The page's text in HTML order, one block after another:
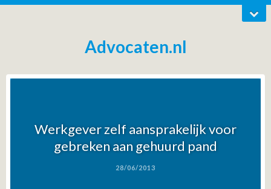
Advocaten.nl
Werkgever zelf aansprakelijk voor
gebreken aan gehuurd pand
28/06/2013